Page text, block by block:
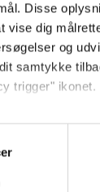
Disse
vise dig
og
samtykke
trigger" ikonet.
for at kunne
til at at
strikkes i